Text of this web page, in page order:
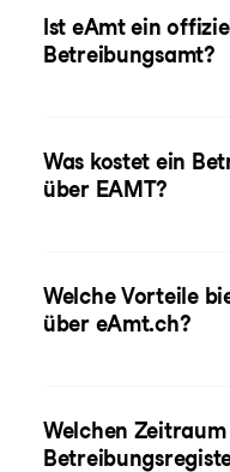
Ist eAmt ein
Betreibungsamt?
Was kostet ein
über EAMT?
Welche Vorteile
über eAmt.ch?
Welchen